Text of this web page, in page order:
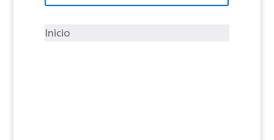
íInicio